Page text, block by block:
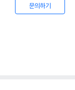
문의하기